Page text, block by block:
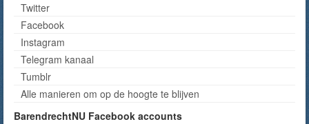
Twitter
Facebook
Instagram
Telegram kanaal
Tumblr
Alle manieren om op de hoogte te blijven
BarendrechtNU Facebook accounts